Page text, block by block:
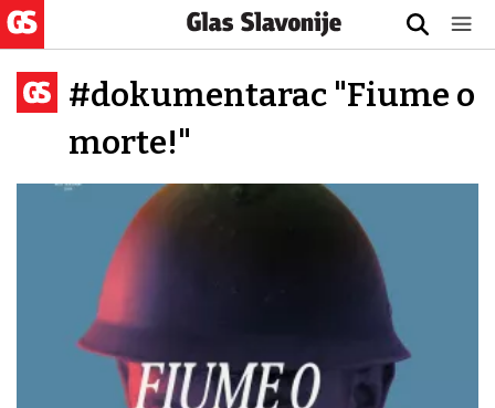
#dokumentarac "Fiume o
morte!"